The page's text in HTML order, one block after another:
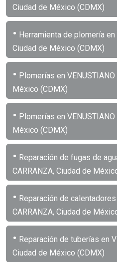
Ciudad de México (CDMX)
• Herramienta de plomería en
Ciudad de México (CDMX)
• Plomerías en
México (CDMX)
• Plomerías en
México (CDMX)
• Reparación de fugas de
CARRANZA, Ciudad de
• Reparación de
CARRANZA, Ciudad de
• Reparación de tuberías en
Ciudad de México (CDMX)